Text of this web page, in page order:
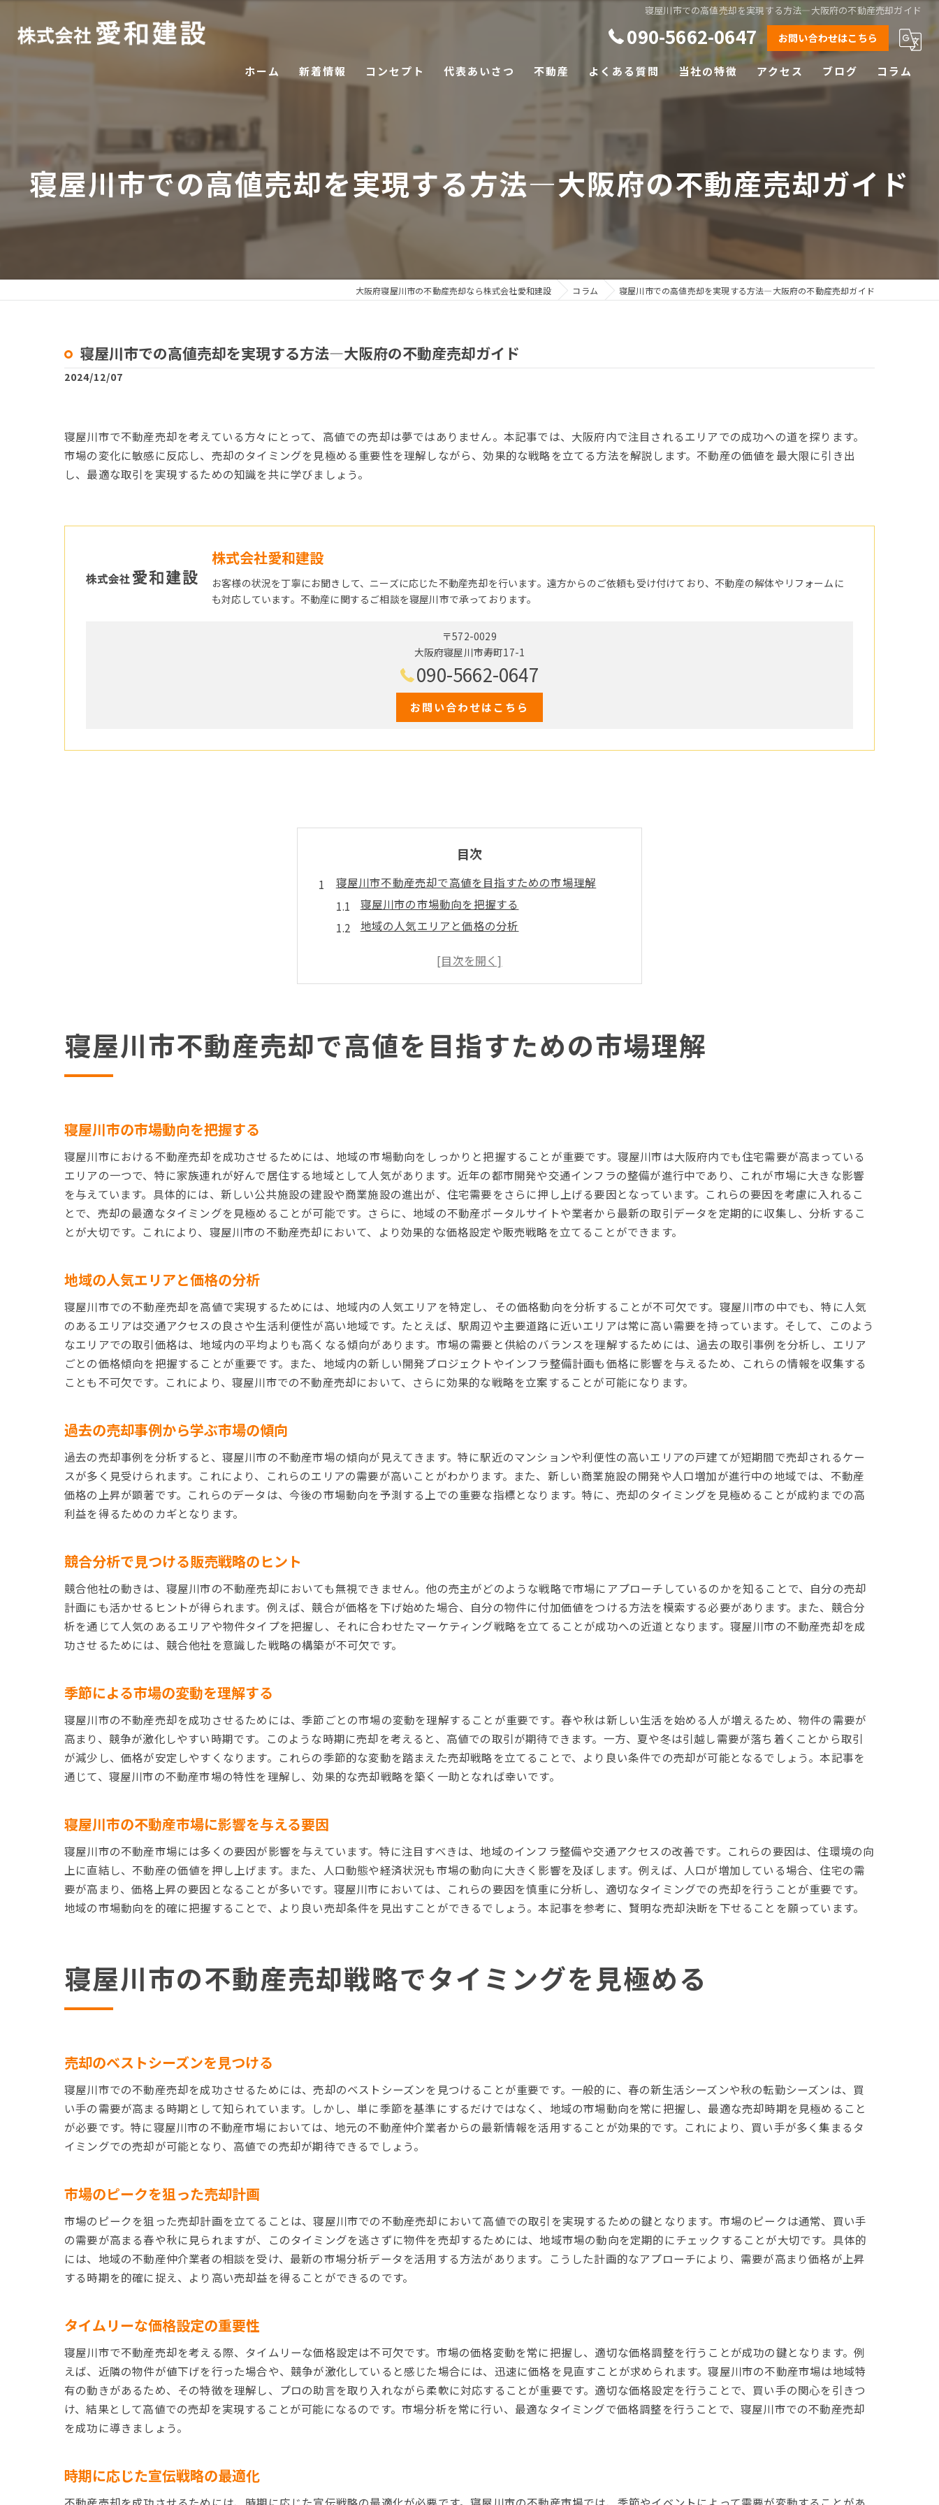
寝屋川市での高値売却を実現する方法―大阪府の不動産売却ガイド
090-5662-0647 お問い合わせはこちら
ホーム 新着情報 コンセプト 代表あいさつ 不動産 よくある質問 当社の特徴
空き家
土地
アクセス ブログ コラム
寝屋川市での高値売却を実現する方法―大阪府の不動産売却ガイド
大阪府寝屋川市の不動産売却なら株式会社愛和建設 コラム 寝屋川市での高値売却を実現する方法―大阪府の不動産売却ガイド
寝屋川市での高値売却を実現する方法―大阪府の不動産売却ガイド
2024/12/07
寝屋川市で不動産売却を考えている方々にとって、高値での売却は夢ではありません。本記事では、大阪府内で注目されるエリアでの成功への道を探ります。
市場の変化に敏感に反応し、売却のタイミングを見極める重要性を理解しながら、効果的な戦略を立てる方法を解説します。不動産の価値を最大限に引き出
し、最適な取引を実現するための知識を共に学びましょう。
株式会社愛和建設
お客様の状況を丁寧にお聞きして、ニーズに応じた不動産売却を行います。遠方からのご依頼も受け付けており、不動産の解体やリフォームに
も対応しています。不動産に関するご相談を寝屋川市で承っております。
〒572-0029
大阪府寝屋川市寿町17-1
090-5662-0647
お問い合わせはこちら
目次
寝屋川市不動産売却で高値を目指すための市場理解
寝屋川市の市場動向を把握する
地域の人気エリアと価格の分析
競合分析で見つける販売戦略のヒント
寝屋川市の不動産売却戦略でタイミングを見極める
売却のベストシーズンを見つける
不動産市場の動向に基づいた売却タイミングの決定
寝屋川市不動産売却で専門家のアドバイスを最大限活用
不動産エージェントの選び方と活用法
専門家による市場分析のメリット
専門家を利用したスムーズな交渉術
寝屋川市の地域特性を活かした不動産売却成功の秘訣
寝屋川市の地域魅力を最大限に活用
地域特性に応じたターゲット層の絞り込み
地域イベントを活用した販売促進
大阪府寝屋川市での不動産価格を引き上げる方法
デジタルマーケティングによる広報戦略
オープンハウスでの魅力的なプレゼンテーション
寝屋川市不動産売却で高額取引を実現するポイント
バイヤーに対する柔軟な対応法
独自の販売ポイントを明確にする
時間をかけることの意味とリスク
寝屋川市特有の価格変動要素
人口動態が不動産市場に与える影響
インフラ整備が不動産価値に与える効果
売却前の物件査定と評価
プロフェッショナルによる物件写真の重要性
寝屋川市不動産売却で高値を目指すための市場理解
寝屋川市の市場動向を把握する
寝屋川市における不動産売却を成功させるためには、地域の市場動向をしっかりと把握することが重要です。寝屋川市は大阪府内でも住宅需要が高まっている
エリアの一つで、特に家族連れが好んで居住する地域として人気があります。近年の都市開発や交通インフラの整備が進行中であり、これが市場に大きな影響
を与えています。具体的には、新しい公共施設の建設や商業施設の進出が、住宅需要をさらに押し上げる要因となっています。これらの要因を考慮に入れるこ
とで、売却の最適なタイミングを見極めることが可能です。さらに、地域の不動産ポータルサイトや業者から最新の取引データを定期的に収集し、分析するこ
とが大切です。これにより、寝屋川市の不動産売却において、より効果的な価格設定や販売戦略を立てることができます。
地域の人気エリアと価格の分析
寝屋川市での不動産売却を高値で実現するためには、地域内の人気エリアを特定し、その価格動向を分析することが不可欠です。寝屋川市の中でも、特に人気
のあるエリアは交通アクセスの良さや生活利便性が高い地域です。たとえば、駅周辺や主要道路に近いエリアは常に高い需要を持っています。そして、このよう
なエリアでの取引価格は、地域内の平均よりも高くなる傾向があります。市場の需要と供給のバランスを理解するためには、過去の取引事例を分析し、エリア
ごとの価格傾向を把握することが重要です。また、地域内の新しい開発プロジェクトやインフラ整備計画も価格に影響を与えるため、これらの情報を収集する
ことも不可欠です。これにより、寝屋川市での不動産売却において、さらに効果的な戦略を立案することが可能になります。
過去の売却事例から学ぶ市場の傾向
過去の売却事例を分析すると、寝屋川市の不動産市場の傾向が見えてきます。特に駅近のマンションや利便性の高いエリアの戸建てが短期間で売却されるケー
スが多く見受けられます。これにより、これらのエリアの需要が高いことがわかります。また、新しい商業施設の開発や人口増加が進行中の地域では、不動産
価格の上昇が顕著です。これらのデータは、今後の市場動向を予測する上での重要な指標となります。特に、売却のタイミングを見極めることが成約までの高
利益を得るためのカギとなります。
競合分析で見つける販売戦略のヒント
競合他社の動きは、寝屋川市の不動産売却においても無視できません。他の売主がどのような戦略で市場にアプローチしているのかを知ることで、自分の売却
計画にも活かせるヒントが得られます。例えば、競合が価格を下げ始めた場合、自分の物件に付加価値をつける方法を模索する必要があります。また、競合分
析を通じて人気のあるエリアや物件タイプを把握し、それに合わせたマーケティング戦略を立てることが成功への近道となります。寝屋川市の不動産売却を成
功させるためには、競合他社を意識した戦略の構築が不可欠です。
季節による市場の変動を理解する
寝屋川市の不動産売却を成功させるためには、季節ごとの市場の変動を理解することが重要です。春や秋は新しい生活を始める人が増えるため、物件の需要が
高まり、競争が激化しやすい時期です。このような時期に売却を考えると、高値での取引が期待できます。一方、夏や冬は引越し需要が落ち着くことから取引
が減少し、価格が安定しやすくなります。これらの季節的な変動を踏まえた売却戦略を立てることで、より良い条件での売却が可能となるでしょう。本記事を
通じて、寝屋川市の不動産市場の特性を理解し、効果的な売却戦略を築く一助となれば幸いです。
寝屋川市の不動産市場に影響を与える要因
寝屋川市の不動産市場には多くの要因が影響を与えています。特に注目すべきは、地域のインフラ整備や交通アクセスの改善です。これらの要因は、住環境の向
上に直結し、不動産の価値を押し上げます。また、人口動態や経済状況も市場の動向に大きく影響を及ぼします。例えば、人口が増加している場合、住宅の需
要が高まり、価格上昇の要因となることが多いです。寝屋川市においては、これらの要因を慎重に分析し、適切なタイミングでの売却を行うことが重要です。
地域の市場動向を的確に把握することで、より良い売却条件を見出すことができるでしょう。本記事を参考に、賢明な売却決断を下せることを願っています。
寝屋川市の不動産売却戦略でタイミングを見極める
売却のベストシーズンを見つける
寝屋川市での不動産売却を成功させるためには、売却のベストシーズンを見つけることが重要です。一般的に、春の新生活シーズンや秋の転勤シーズンは、買
い手の需要が高まる時期として知られています。しかし、単に季節を基準にするだけではなく、地域の市場動向を常に把握し、最適な売却時期を見極めること
が必要です。特に寝屋川市の不動産市場においては、地元の不動産仲介業者からの最新情報を活用することが効果的です。これにより、買い手が多く集まるタ
イミングでの売却が可能となり、高値での売却が期待できるでしょう。
市場のピークを狙った売却計画
市場のピークを狙った売却計画を立てることは、寝屋川市での不動産売却において高値での取引を実現するための鍵となります。市場のピークは通常、買い手
の需要が高まる春や秋に見られますが、このタイミングを逃さずに物件を売却するためには、地域市場の動向を定期的にチェックすることが大切です。具体的
には、地域の不動産仲介業者の相談を受け、最新の市場分析データを活用する方法があります。こうした計画的なアプローチにより、需要が高まり価格が上昇
する時期を的確に捉え、より高い売却益を得ることができるのです。
タイムリーな価格設定の重要性
寝屋川市で不動産売却を考える際、タイムリーな価格設定は不可欠です。市場の価格変動を常に把握し、適切な価格調整を行うことが成功の鍵となります。例
えば、近隣の物件が値下げを行った場合や、競争が激化していると感じた場合には、迅速に価格を見直すことが求められます。寝屋川市の不動産市場は地域特
有の動きがあるため、その特徴を理解し、プロの助言を取り入れながら柔軟に対応することが重要です。適切な価格設定を行うことで、買い手の関心を引きつ
け、結果として高値での売却を実現することが可能になるのです。市場分析を常に行い、最適なタイミングで価格調整を行うことで、寝屋川市での不動産売却
を成功に導きましょう。
時期に応じた宣伝戦略の最適化